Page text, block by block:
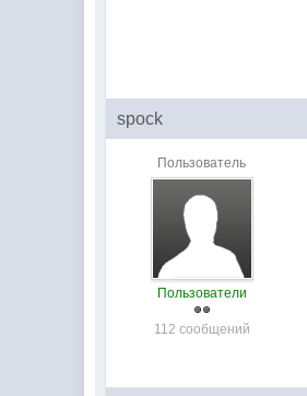
spock
Пользователь
Пользователи
112 сообщений